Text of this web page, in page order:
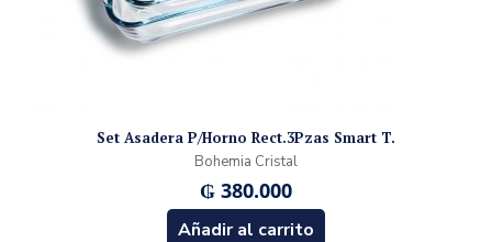
Set Asadera P/Horno Rect.3Pzas Smart T.
Bohemia Cristal
₲ 380.000
Añadir al carrito